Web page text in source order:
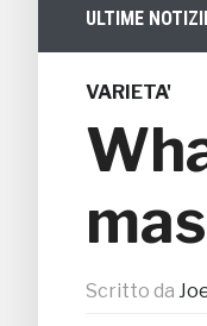
ULTIME
Viaggi di
VARIETA'
Scritto da